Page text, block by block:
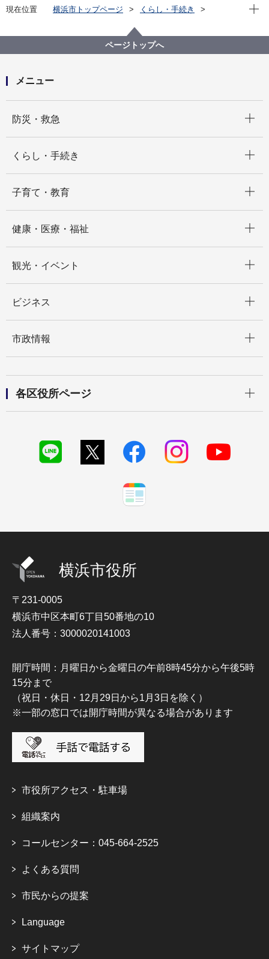
現在位置 横浜市トップページ
くらし・手続き
固定資産税（土地・家屋）・都市計画税
固定資産税（土地・家屋）・都市計画税の証明・閲覧
に関するお問合せ先一覧
現在
ページトップへ
メニュー
防災・救急
くらし・手続き
子育て・教育
健康・医療・福祉
観光・イベント
ビジネス
市政情報
各区役所ページ
横浜市役所
〒231-0005
横浜市中区本町6丁目50番地の10
法人番号：3000020141003
開庁時間：月曜日から金曜日の午前8時45分から午後5時
15分まで
（祝日・休日・12月29日から1月3日を除く）
※一部の窓口では開庁時間が異なる場合があります
市役所アクセス・駐車場
組織案内
コールセンター：045-664-2525
よくある質問
市民からの提案
Language
サイトマップ